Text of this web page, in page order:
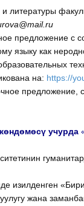
литературы
предложение с
языку как
на: https://
предложение,
учурда
изилденген
жана